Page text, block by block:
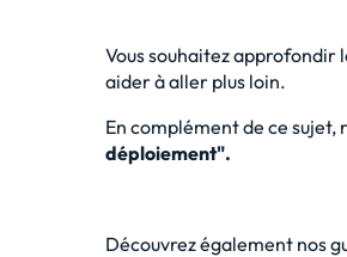
Vous souhaitez approfondir
aider à aller plus loin.
En complément de ce sujet,
déploiement".
Découvrez également nos